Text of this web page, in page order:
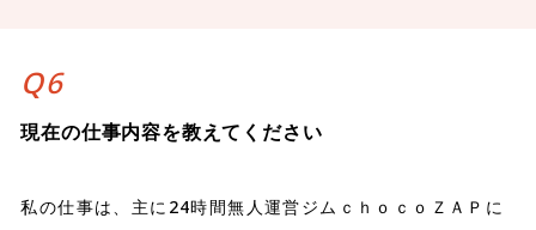
Q6
現在の仕事内容を教えてください
私の仕事は、主に24時間無人運営ジムｃｈｏｃｏＺＡＰに